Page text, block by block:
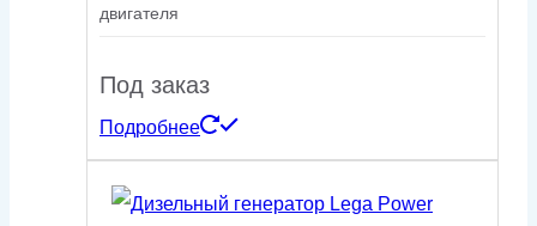
двигателя
Под заказ
Подробнее